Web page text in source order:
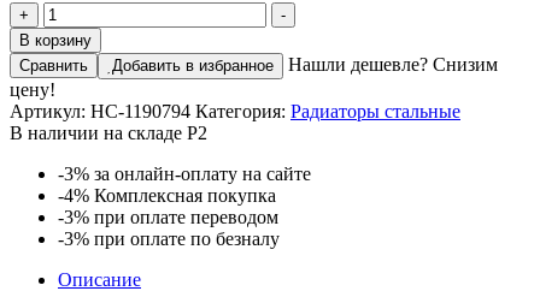
+
Количество
товара
Радиатор
панельный
Royal
Thermo
VENTIL
COMPACT
VC11-
500-
1200
RAL9016
-
В корзину
Сравнить
Добавить в избранное
Нашли дешевле? Снизим
цену!
Артикул: НС-1190794 Категория: Радиаторы стальные
В наличии на складе Р2
-3% за онлайн-оплату на сайте
-4% Комплексная покупка
-3% при оплате переводом
-3% при оплате по безналу
Описание